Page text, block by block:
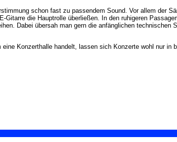
schon fast zu passendem Sound. Vor allem der
die Hauptrolle überließen. In den ruhigeren
Dabei übersah man gern die anfänglichen technischen
Konzerthalle handelt, lassen sich Konzerte wohl nur in